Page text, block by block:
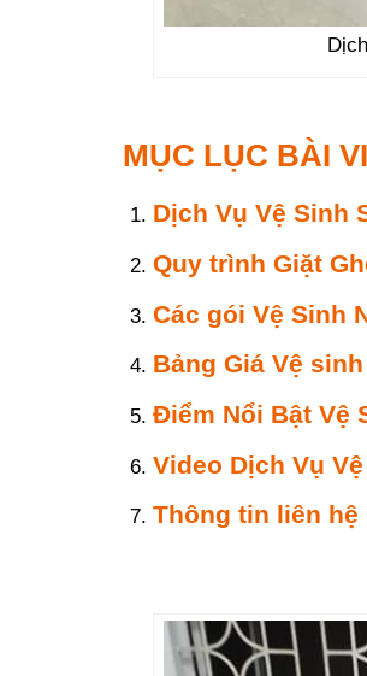
MỤC LỤC BÀI
Dịch Vụ Vệ Sinh
Quy trình Giặt
Các gói Vệ Sinh
Bảng Giá Vệ
Điểm Nổi Bật Vệ
Video Dịch Vụ
Thông tin liên hệ